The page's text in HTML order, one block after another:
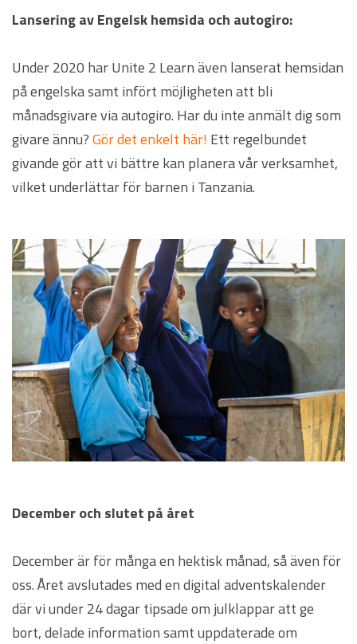
Lansering av Engelsk hemsida och autogiro:
Under 2020 har Unite 2 Learn även lanserat hemsidan
på engelska samt infört möjligheten att bli
månadsgivare via autogiro. Har du inte anmält dig som
givare ännu?Gör det enkelt här! Ett regelbundet
givande gör att vi bättre kan planera vår verksamhet,
vilket underlättar för barnen i Tanzania.
December och slutet på året
December är för många en hektisk månad, så även för
oss. Året avslutades med en digital adventskalender
där vi under 24 dagar tipsade om julklappar att ge
bort, delade information samt uppdaterade om